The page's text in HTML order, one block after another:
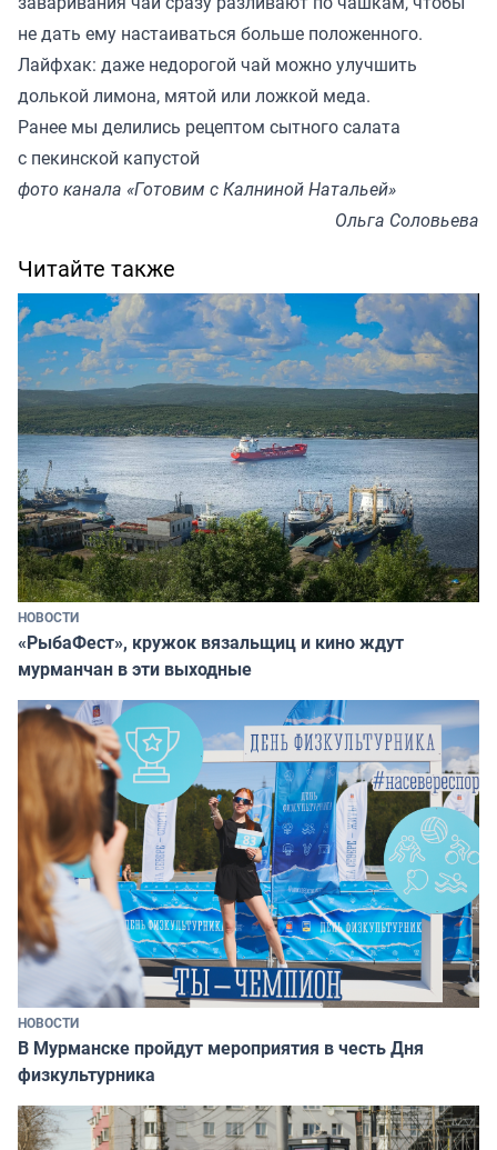
не дать ему настаиваться больше положенного.
Лайфхак: даже недорогой чай можно улучшить
долькой лимона, мятой или ложкой меда.
Ранее мы делились рецептом сытного салата
с пекинской капустой
фото канала «Готовим с Калниной Натальей»
Ольга Соловьева
Читайте также
НОВОСТИ
«РыбаФест», кружок вязальщиц и кино ждут
мурманчан в эти выходные
НОВОСТИ
В Мурманске пройдут мероприятия в честь Дня
физкультурника